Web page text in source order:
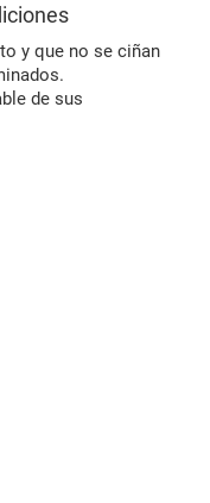
y que no se ciñan
de sus